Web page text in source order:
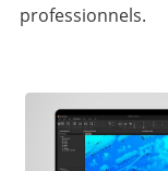
professionnels.